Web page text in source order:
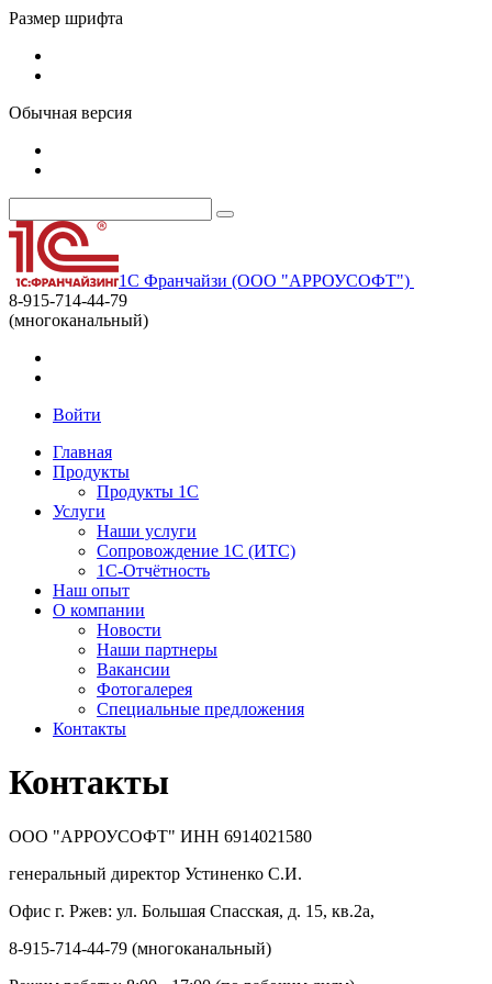
Размер шрифта
Обычная версия
1С Франчайзи (ООО "АРРОУСОФТ")
8-915-714-44-79
(многоканальный)
Войти
Главная
Продукты
Продукты 1С
Услуги
Наши услуги
Сопровождение 1С (ИТС)
1С-Отчётность
Наш опыт
О компании
Новости
Наши партнеры
Вакансии
Фотогалерея
Специальные предложения
Контакты
Контакты
ООО "АРРОУСОФТ" ИНН 6914021580
генеральный директор Устиненко С.И.
Офис г. Ржев: ул. Большая Спасская, д. 15, кв.2а,
8-915-714-44-79 (многоканальный)